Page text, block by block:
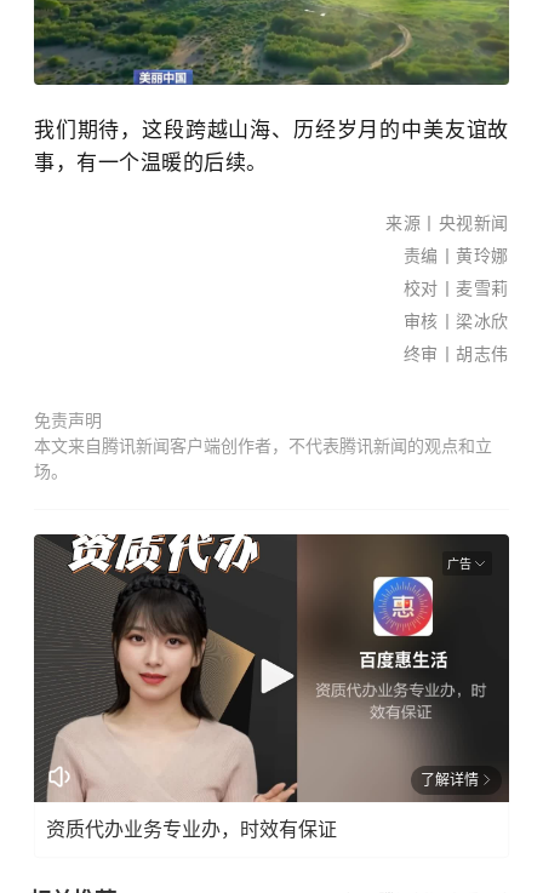
我们期待，这段跨越山海、历经岁月的中美友谊故
事，有一个温暖的后续。
全媒
体记
者
黎莹
遐/文
图
线：
0771
报料
news
来源丨央视新闻
责编丨黄玲娜
校对丨麦雪莉
审核丨 梁冰欣
终审丨胡志伟
免责声明
本文来自腾讯新闻客户端创作者，不代表腾讯新闻的观点和立
场。
广告
了解详情
资质代办业务专业办，时效有保证